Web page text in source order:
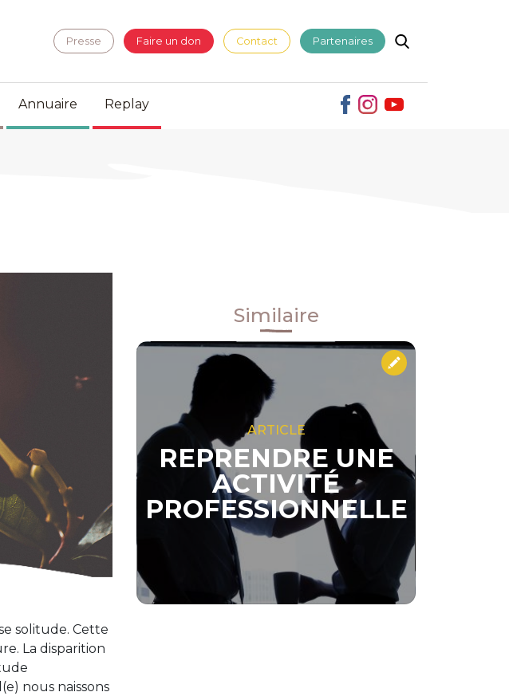
Presse Faire un don Contact Partenaires
Annuaire Replay
solitude. Cette
La disparition
nous naissons
Similaire
ARTICLE
REPRENDRE UNE
ACTIVITÉ
PROFESSIONNELLE